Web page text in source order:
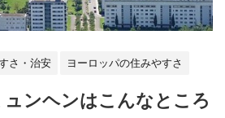
さ・治安 ヨーロッパの住みやすさ
ュンヘンはこんなところ